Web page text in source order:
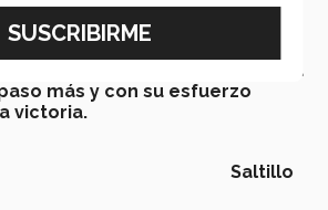
habían formado parte del
pasado el equipo femenil
lugar y el varonil regresó con
lo cual es un incentivo para
más y con su esfuerzo
victoria.
Saltillo